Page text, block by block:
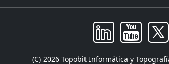
(C) 2026 Topobit Informática y